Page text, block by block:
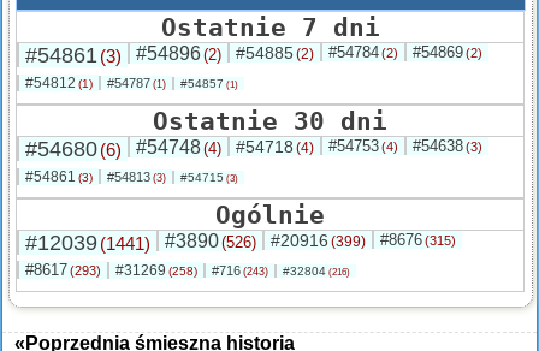
Ostatnie 7 dni
#54861(3) #54896(2) #54885(2) #54784(2) #54869(2)
#54812 (1) #54787 (1) #54857 (1)
Ostatnie 30 dni
#54680(6) #54748(4) #54718 (4) #54753(4) #54638(3)
#54861 (3) #54813 (3) #54715 (3)
Ogólnie
#12039(1441) #3890(526) #20916 (399) #8676(315)
#8617(293) #31269 (258) #716 (243) #32804 (216)
«Poprzednia śmieszna historia